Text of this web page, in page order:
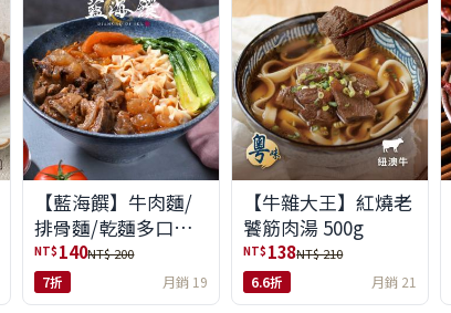
【藍海饌】牛肉麵/
排骨麵/乾麵多口味
任選
NT$ 140NT$ 200
7折 月銷 19
【牛雜大王】紅燒老
饕筋肉湯 500g
NT$ 138NT$ 210
6.6折 月銷 21